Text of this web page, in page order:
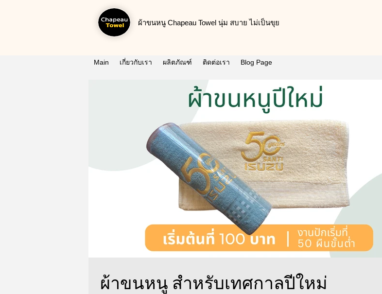
ผ้าขนหนู Chapeau Towel นุ่ม สบาย ไม่เป็นขุย
Main เกี่ยวกับเรา ผลิตภัณฑ์ ติดต่อเรา Blog Page
ผ้าขนหนู สำหรับเทศกาลปีใหม่